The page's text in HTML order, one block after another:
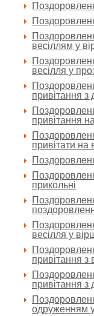
весіллям у
весілля у
привітання з
привітання
привітати на
прикольні
весілля у
привітання з
привітання
одруженням